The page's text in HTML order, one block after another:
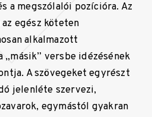
a megszólalói pozícióra. Az
egész köteten
alkalmazott
„másik” versbe idézésének
A szövegeket egyrészt
jelenléte szervezi,
egymástól gyakran